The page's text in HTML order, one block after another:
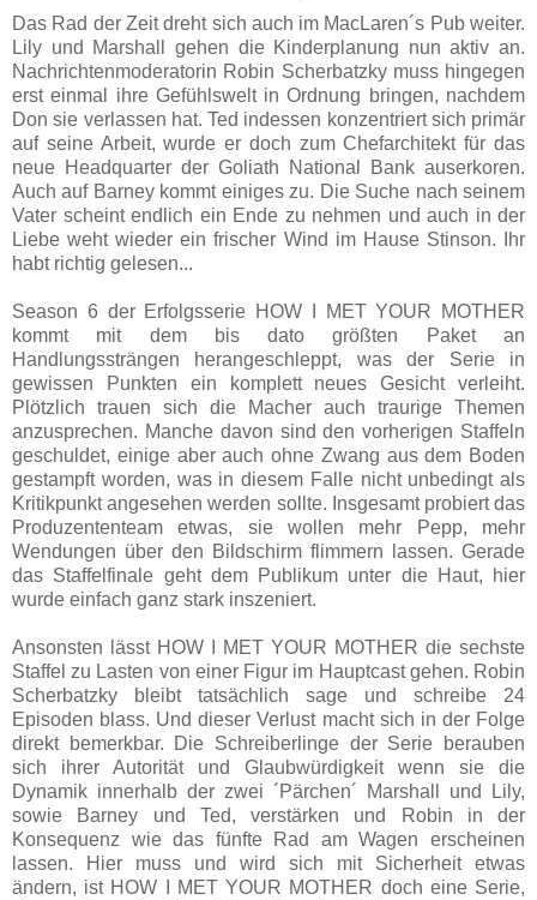
Das Rad der Zeit dreht sich auch im MacLaren´s Pub weiter.
Lily und Marshall gehen die Kinderplanung nun aktiv an.
Nachrichtenmoderatorin Robin Scherbatzky muss hingegen
erst einmal ihre Gefühlswelt in Ordnung bringen, nachdem
Don sie verlassen hat. Ted indessen konzentriert sich primär
auf seine Arbeit, wurde er doch zum Chefarchitekt für das
neue Headquarter der Goliath National Bank auserkoren.
Auch auf Barney kommt einiges zu. Die Suche nach seinem
Vater scheint endlich ein Ende zu nehmen und auch in der
Liebe weht wieder ein frischer Wind im Hause Stinson. Ihr
habt richtig gelesen...
Season 6 der Erfolgsserie HOW I MET YOUR MOTHER
kommt mit dem bis dato größten Paket an
Handlungssträngen herangeschleppt, was der Serie in
gewissen Punkten ein komplett neues Gesicht verleiht.
Plötzlich trauen sich die Macher auch traurige Themen
anzusprechen. Manche davon sind den vorherigen Staffeln
geschuldet, einige aber auch ohne Zwang aus dem Boden
gestampft worden, was in diesem Falle nicht unbedingt als
Kritikpunkt angesehen werden sollte. Insgesamt probiert das
Produzententeam etwas, sie wollen mehr Pepp, mehr
Wendungen über den Bildschirm flimmern lassen. Gerade
das Staffelfinale geht dem Publikum unter die Haut, hier
wurde einfach ganz stark inszeniert.
Ansonsten lässt HOW I MET YOUR MOTHER die sechste
Staffel zu Lasten von einer Figur im Hauptcast gehen. Robin
Scherbatzky bleibt tatsächlich sage und schreibe 24
Episoden blass. Und dieser Verlust macht sich in der Folge
direkt bemerkbar. Die Schreiberlinge der Serie berauben
sich ihrer Autorität und Glaubwürdigkeit wenn sie die
Dynamik innerhalb der zwei ´Pärchen´ Marshall und Lily,
sowie Barney und Ted, verstärken und Robin in der
Konsequenz wie das fünfte Rad am Wagen erscheinen
lassen. Hier muss und wird sich mit Sicherheit etwas
ändern, ist HOW I MET YOUR MOTHER doch eine Serie,